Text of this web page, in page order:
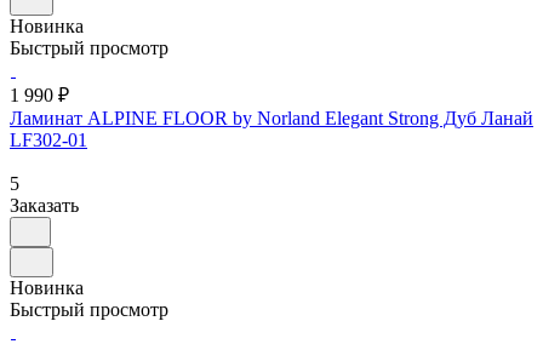
Новинка
Быстрый просмотр
1 990 ₽
Ламинат ALPINE FLOOR by Norland Elegant Strong Дуб Ланай
LF302-01
5
Заказать
Новинка
Быстрый просмотр